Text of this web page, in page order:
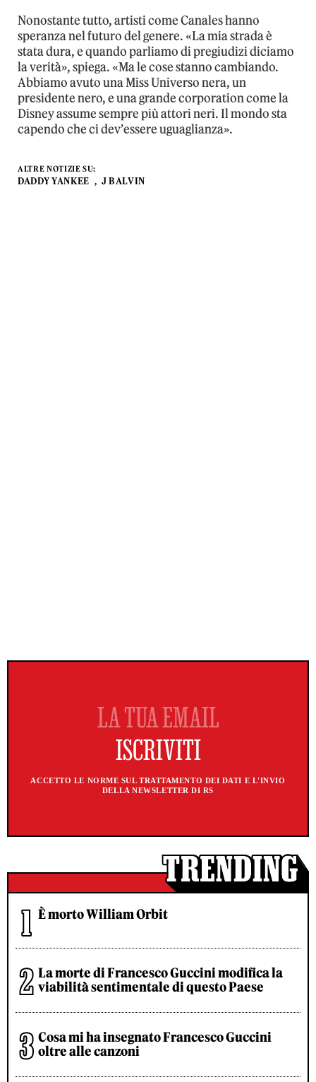
Nonostante tutto, artisti come Canales hanno
speranza nel futuro del genere. «La mia strada è
stata dura, e quando parliamo di pregiudizi diciamo
la verità», spiega. «Ma le cose stanno cambiando.
Abbiamo avuto una Miss Universo nera, un
presidente nero, e una grande corporation come la
Disney assume sempre più attori neri. Il mondo sta
capendo che ci dev’essere uguaglianza».
ALTRE NOTIZIE SU:
DADDY YANKEE J BALVIN
ACCETTO LE NORME SUL TRATTAMENTO DEI DATI E L'INVIO
DELLA NEWSLETTER DI RS
È morto William Orbit
La morte di Francesco Guccini modifica la
viabilità sentimentale di questo Paese
Cosa mi ha insegnato Francesco Guccini
oltre alle canzoni